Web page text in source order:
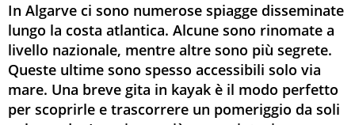
In Algarve ci sono numerose spiagge disseminate
lungo la costa atlantica. Alcune sono rinomate a
livello nazionale, mentre altre sono più segrete.
Queste ultime sono spesso accessibili solo via
mare. Una breve gita in kayak è il modo perfetto
per scoprirle e trascorrere un pomeriggio da soli